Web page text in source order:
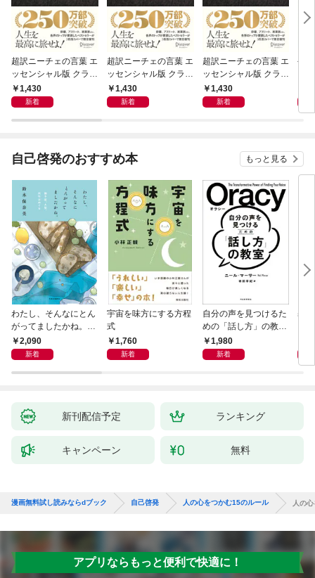
超訳ニーチェの言葉 エ
ッセンシャル版 クラシ
ックカバー赤箔
1,430
新着
超訳ニーチェの言葉 エ
ッセンシャル版 クラシ
ックカバー金箔
1,430
新着
超訳ニーチェの言葉 エ
ッセンシャル版 クラシ
ックカバー銀箔
1,430
新着
令
自己啓発のおすすめ本 もっと見る
わたし、そんなにとん
がってましたかね。
獅子座、Ａ型、丙午は
めぐる
2,090
新着
宇宙を味方にする方程
式
1,760
新着
自分の声を見つけるた
めの「話し方」の教
室 Ｏｒａｃｙ（オラ
シー）
1,980
新着
基
新刊配信予定 ランキング
キャンペーン 無料
漫画無料試し読みならdブック 自己啓発 人の心をつかむ15のルール 人の
アプリならもっと便利で快適に！